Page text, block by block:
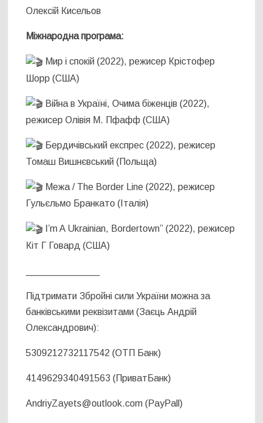
Олексій Кисельов
Міжнародна програма:
Мир і спокій (2022), режисер Крістофер
Шорр (США)
Війна в Україні, Очима біженців (2022),
режисер Олівія М. Пфафф (США)
Бердичівський експрес (2022), режисер
Томаш Вишнєвський (Польща)
Межа / The Border Line (2022), режисер
Гульєльмо Бранкато (Італія)
I’m A Ukrainian, Bordertown” (2022), режисер
Кіт Г Говард (США)
Підтримати Збройні сили України можна за
банківськими реквізитами (Заєць Андрій
Олександрович):
5309212732117542 (OTП Банк)
4149629340491563 (ПриватБанк)
AndriyZayets@outlook.com (PayPall)